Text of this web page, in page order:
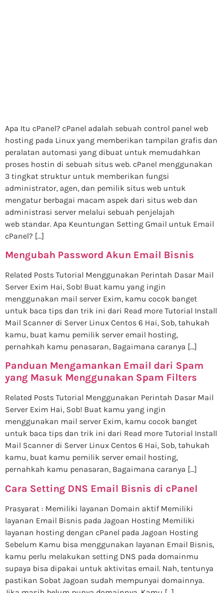
Apa Itu cPanel? cPanel adalah sebuah control panel web
hosting pada Linux yang memberikan tampilan grafis dan
peralatan automasi yang dibuat untuk memudahkan
proses hostin di sebuah situs web. cPanel menggunakan
3 tingkat struktur untuk memberikan fungsi
administrator, agen, dan pemilik situs web untuk
mengatur berbagai macam aspek dari situs web dan
administrasi server melalui sebuah penjelajah
web standar. Apa Keuntungan Setting Gmail untuk Email
cPanel? […]
Mengubah Password Akun Email Bisnis
Related Posts Tutorial Menggunakan Perintah Dasar Mail
Server Exim Hai, Sob! Buat kamu yang ingin
menggunakan mail server Exim, kamu cocok banget
untuk baca tips dan trik ini dari Read more Tutorial Install
Mail Scanner di Server Linux Centos 6 Hai, Sob, tahukah
kamu, buat kamu pemilik server email hosting,
pernahkah kamu penasaran, Bagaimana caranya […]
Panduan Mengamankan Email dari Spam
yang Masuk Menggunakan Spam Filters
Related Posts Tutorial Menggunakan Perintah Dasar Mail
Server Exim Hai, Sob! Buat kamu yang ingin
menggunakan mail server Exim, kamu cocok banget
untuk baca tips dan trik ini dari Read more Tutorial Install
Mail Scanner di Server Linux Centos 6 Hai, Sob, tahukah
kamu, buat kamu pemilik server email hosting,
pernahkah kamu penasaran, Bagaimana caranya […]
Cara Setting DNS Email Bisnis di cPanel
Prasyarat : Memiliki layanan Domain aktif Memiliki
layanan Email Bisnis pada Jagoan Hosting Memiliki
layanan hosting dengan cPanel pada Jagoan Hosting
Sebelum Kamu bisa menggunakan layanan Email Bisnis,
kamu perlu melakukan setting DNS pada domainmu
supaya bisa dipakai untuk aktivitas email. Nah, tentunya
pastikan Sobat Jagoan sudah mempunyai domainnya.